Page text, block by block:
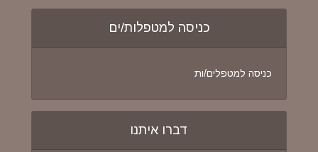
כניסה למטפלות/ים
כניסה למטפלים/ות
דברו איתנו